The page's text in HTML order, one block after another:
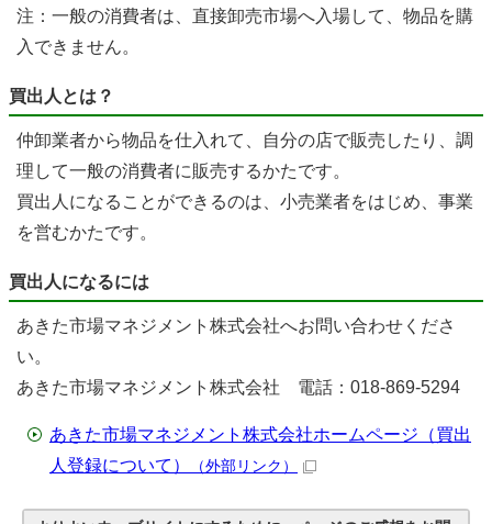
注：一般の消費者は、直接卸売市場へ入場して、物品を購
入できません。
買出人とは？
仲卸業者から物品を仕入れて、自分の店で販売したり、調
理して一般の消費者に販売するかたです。
買出人になることができるのは、小売業者をはじめ、事業
を営むかたです。
買出人になるには
あきた市場マネジメント株式会社へお問い合わせくださ
い。
あきた市場マネジメント株式会社 電話：018-869-5294
あきた市場マネジメント株式会社ホームページ（買出
人登録について）
（外部リンク）